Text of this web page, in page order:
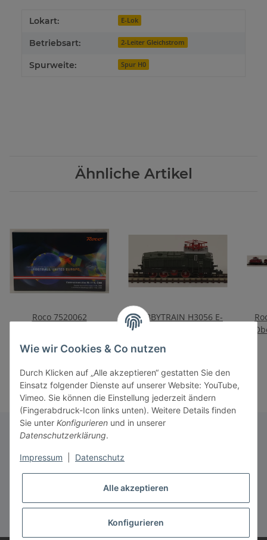
Lokart: E-Lok
Betriebsart: 2-Leiter Gleichstrom
Spurweite: Spur H0
Ähnliche Artikel
Roco 7520062
1116 „Fußball vereint
Europa“ ÖBB, Ep. VI
419,90 € *
HOBBYTRAIN H3056 E-
Informationen
Gesetzliche Informationen
* Alle Preise inkl. gesetzlicher USt., zzgl.Versand
Wie wir Cookies & Co nutzen
Durch Klicken auf „Alle akzeptieren“ gestatten Sie den
Einsatz folgender Dienste auf unserer Website: YouTube,
Vimeo. Sie können die Einstellung jederzeit ändern
(Fingerabdruck-Icon links unten). Weitere Details finden
Sie unter Konfigurieren und in unserer
Datenschutzerklärung.
Impressum Datenschutz
Alle akzeptieren
Konfigurieren